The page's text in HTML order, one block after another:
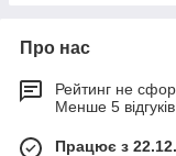
Про нас
Рейтинг не
Менше 5
Працює з